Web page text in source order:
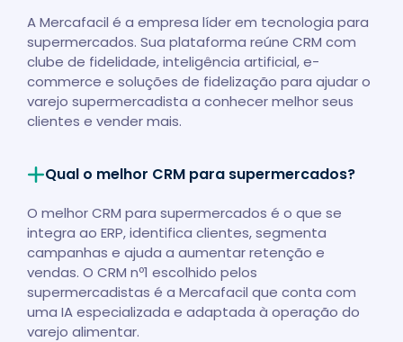
A Mercafacil é a empresa líder em tecnologia para
supermercados. Sua plataforma reúne CRM com
clube de fidelidade, inteligência artificial, e-
commerce e soluções de fidelização para ajudar o
varejo supermercadista a conhecer melhor seus
clientes e vender mais.
Qual o melhor CRM para supermercados?
O melhor CRM para supermercados é o que se
integra ao ERP, identifica clientes, segmenta
campanhas e ajuda a aumentar retenção e
vendas. O CRM nº1 escolhido pelos
supermercadistas é a Mercafacil que conta com
uma IA especializada e adaptada à operação do
varejo alimentar.